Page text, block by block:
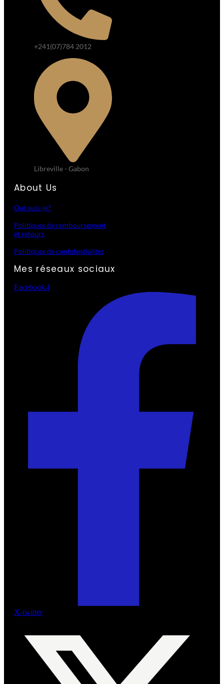
+241(07)784 2012
Libreville - Gabon
About Us
Qui-suis-je?
Politiques de remboursement
et retours
Politiques de confidentialités
Mes réseaux sociaux
Facebook-f
X-twitter